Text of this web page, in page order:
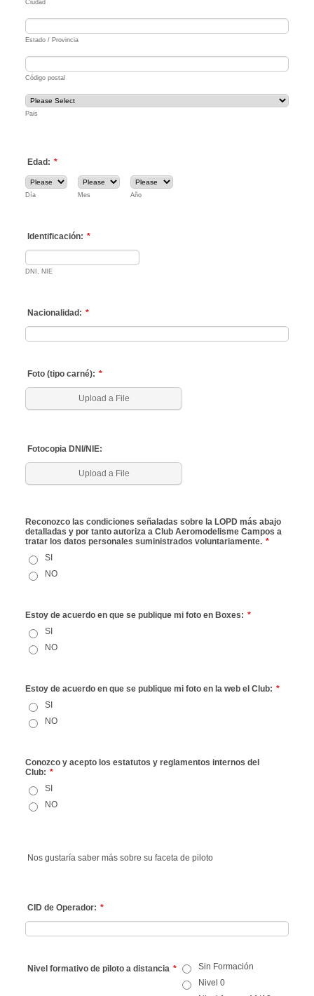
Ciudad
Estado / Provincia
Código postal
Pais
Edad: *
Día Mes Año
Identificación: *
DNI, NIE
Nacionalidad: *
Foto (tipo carné): *
Upload a File
Fotocopia DNI/NIE:
Upload a File
Reconozco las condiciones señaladas sobre la LOPD más abajo
detalladas y por tanto autoriza a Club Aeromodelisme Campos a
tratar los datos personales suministrados voluntariamente. *
SI
NO
Estoy de acuerdo en que se publique mi foto en Boxes: *
SI
NO
Estoy de acuerdo en que se publique mi foto en la web el Club: *
SI
NO
Conozco y acepto los estatutos y reglamentos internos del
Club: *
SI
NO
Nos gustaría saber más sobre su faceta de piloto
CID de Operador: *
Nivel formativo de piloto a distancia *
Sin Formación
Nivel 0